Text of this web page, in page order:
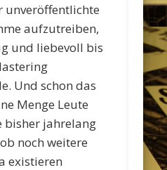
unveröffentlichte
aufzutreiben,
und liebevoll bis
Und schon das
Menge Leute
bisher jahrelang
noch weitere
existieren